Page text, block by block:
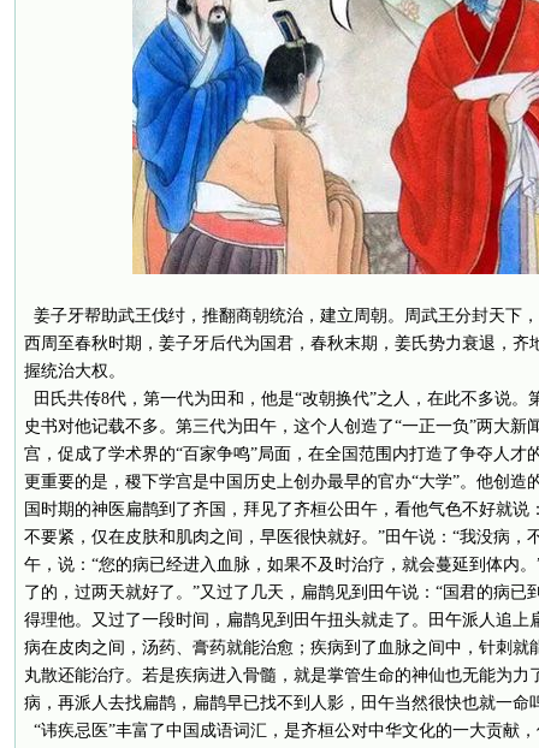
姜子牙帮助武王伐纣，推翻商朝统治，建立周朝。周武王分封天下
西周至春秋时期，姜子牙后代为国君，春秋末期，姜氏势力衰退，齐
握统治大权。
田氏共传8代，第一代为田和，他是“改朝换代”之人，在此不多说。
史书对他记载不多。第三代为田午，这个人创造了“一正一负”两大新
宫，促成了学术界的“百家争鸣”局面，在全国范围内打造了争夺人才
更重要的是，稷下学宫是中国历史上创办最早的官办“大学”。他创造
国时期的神医扁鹊到了齐国，拜见了齐桓公田午，看他气色不好就说
不要紧，仅在皮肤和肌肉之间，早医很快就好。”田午说：“我没病，
午，说：“您的病已经进入血脉，如果不及时治疗，就会蔓延到体内
了的，过两天就好了。”又过了几天，扁鹊见到田午说：“国君的病已
得理他。又过了一段时间，扁鹊见到田午扭头就走了。田午派人追上
病在皮肉之间，汤药、膏药就能治愈；疾病到了血脉之间中，针刺就
丸散还能治疗。若是疾病进入骨髓，就是掌管生命的神仙也无能为力
病，再派人去找扁鹊，扁鹊早已找不到人影，田午当然很快也就一命
“讳疾忌医”丰富了中国成语词汇，是齐桓公对中华文化的一大贡献